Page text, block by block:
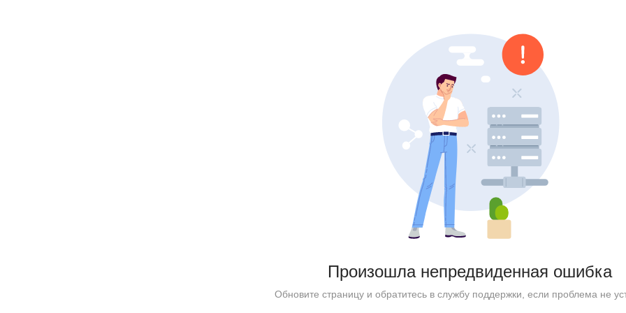
Произошла непредвиденная ошибка
Обновите страницу и обратитесь в службу поддержки, если проблема не